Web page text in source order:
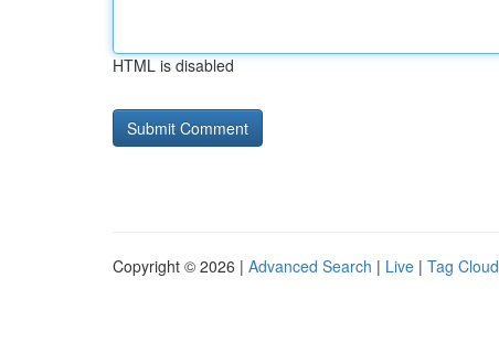
HTML is disabled
Copyright © 2026 | Advanced Search | Live | Tag Cloud